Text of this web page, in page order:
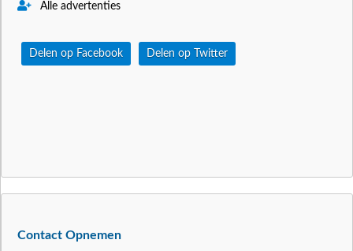
Alle advertenties
Delen op Facebook Delen op Twitter
Contact Opnemen